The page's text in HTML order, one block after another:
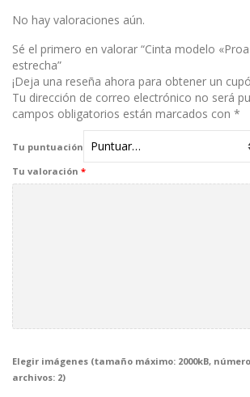
1
No hay valoraciones aún.
Sé el primero en valorar “Cinta modelo
estrecha”
¡Deja una reseña ahora para obtener un
Tu dirección de correo electrónico no será
campos obligatorios están marcados con *
Tu puntuación
Tu valoración *
Elegir imágenes (tamaño máximo: 2000kB,
archivos: 2)